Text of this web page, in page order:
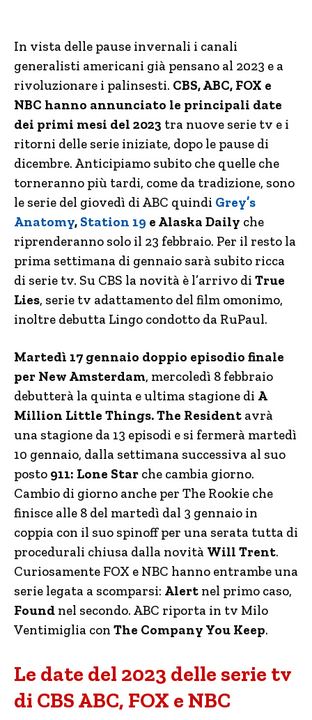
In vista delle pause invernali i canali
generalisti americani già pensano al 2023 e a
rivoluzionare i palinsesti. CBS, ABC, FOX e
NBC hanno annunciato le principali date
dei primi mesi del 2023 tra nuove serie tv e i
ritorni delle serie iniziate, dopo le pause di
dicembre. Anticipiamo subito che quelle che
torneranno più tardi, come da tradizione, sono
le serie del giovedì di ABC quindi Grey’s
Anatomy, Station 19 e Alaska Daily che
riprenderanno solo il 23 febbraio. Per il resto la
prima settimana di gennaio sarà subito ricca
di serie tv. Su CBS la novità è l’arrivo di True
Lies, serie tv adattamento del film omonimo,
inoltre debutta Lingo condotto da RuPaul.
Martedì 17 gennaio doppio episodio finale
per New Amsterdam, mercoledì 8 febbraio
debutterà la quinta e ultima stagione di A
Million Little Things.The Resident avrà
una stagione da 13 episodi e si fermerà martedì
10 gennaio, dalla settimana successiva al suo
posto 911: Lone Star che cambia giorno.
Cambio di giorno anche per The Rookie che
finisce alle 8 del martedì dal 3 gennaio in
coppia con il suo spinoff per una serata tutta di
procedurali chiusa dalla novità Will Trent.
Curiosamente FOX e NBC hanno entrambe una
serie legata a scomparsi: Alert nel primo caso,
Found nel secondo. ABC riporta in tv Milo
Ventimiglia con The Company You Keep.
Le date del 2023 delle serie tv
di CBS ABC, FOX e NBC